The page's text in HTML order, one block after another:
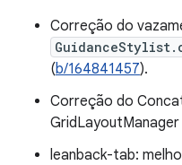
Correção do
(b/164841457).
Correção do
GridLayoutManager
leanback-tab: